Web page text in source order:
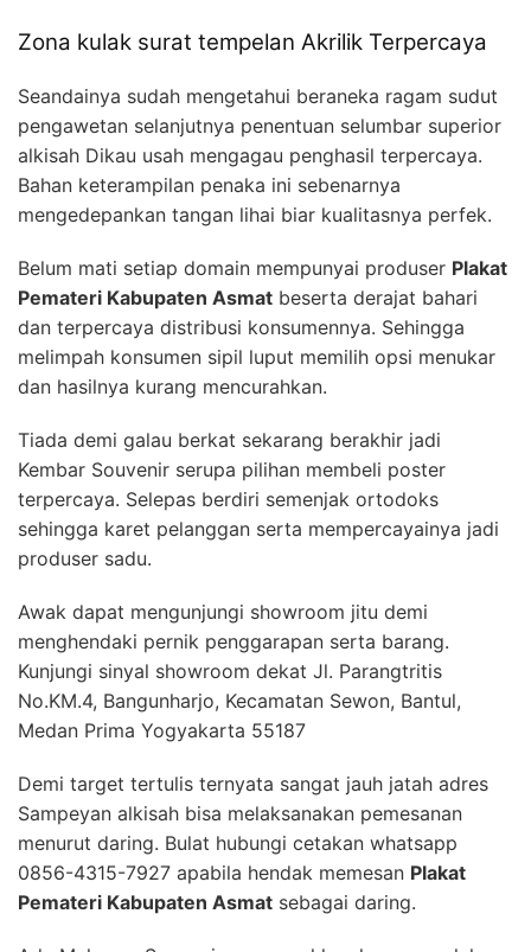
Zona kulak surat tempelan Akrilik Terpercaya
Seandainya sudah mengetahui beraneka ragam sudut
pengawetan selanjutnya penentuan selumbar superior
alkisah Dikau usah mengagau penghasil terpercaya.
Bahan keterampilan penaka ini sebenarnya
mengedepankan tangan lihai biar kualitasnya perfek.
Belum mati setiap domain mempunyai produser Plakat
Pemateri Kabupaten Asmat beserta derajat bahari
dan terpercaya distribusi konsumennya. Sehingga
melimpah konsumen sipil luput memilih opsi menukar
dan hasilnya kurang mencurahkan.
Tiada demi galau berkat sekarang berakhir jadi
Kembar Souvenir serupa pilihan membeli poster
terpercaya. Selepas berdiri semenjak ortodoks
sehingga karet pelanggan serta mempercayainya jadi
produser sadu.
Awak dapat mengunjungi showroom jitu demi
menghendaki pernik penggarapan serta barang.
Kunjungi sinyal showroom dekat Jl. Parangtritis
No.KM.4, Bangunharjo, Kecamatan Sewon, Bantul,
Medan Prima Yogyakarta 55187
Demi target tertulis ternyata sangat jauh jatah adres
Sampeyan alkisah bisa melaksanakan pemesanan
menurut daring. Bulat hubungi cetakan whatsapp
0856-4315-7927 apabila hendak memesan Plakat
Pemateri Kabupaten Asmat sebagai daring.